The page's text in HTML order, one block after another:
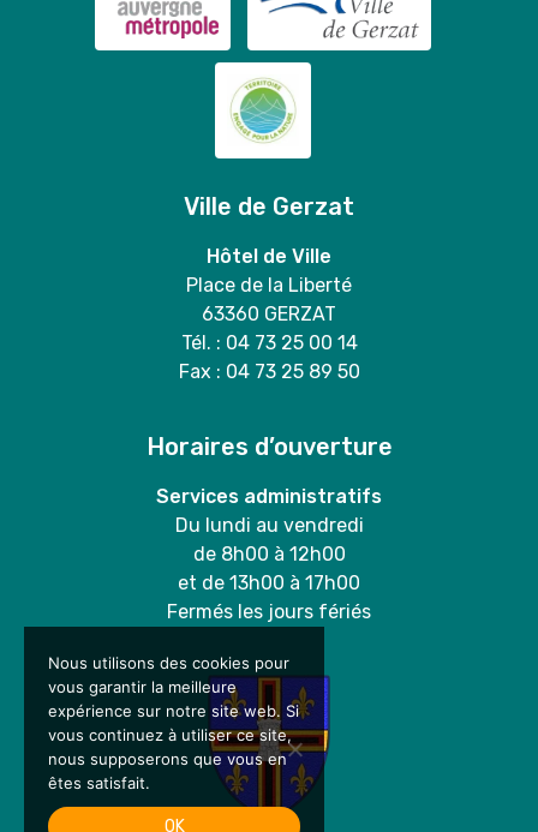
Ville de Gerzat
Hôtel de Ville
Place de la Liberté
63360 GERZAT
Tél. : 04 73 25 00 14
Fax : 04 73 25 89 50
Horaires d’ouverture
Services administratifs
Du lundi au vendredi
de 8h00 à 12h00
et de 13h00 à 17h00
Fermés les jours fériés
Nous utilisons des cookies pour
vous garantir la meilleure
expérience sur notre site web. Si
vous continuez à utiliser ce site,
nous supposerons que vous en
êtes satisfait.
OK